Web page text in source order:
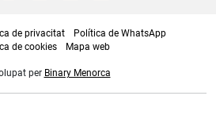
de privacitat
Política de WhatsApp
de cookies
Mapa web
per Binary Menorca